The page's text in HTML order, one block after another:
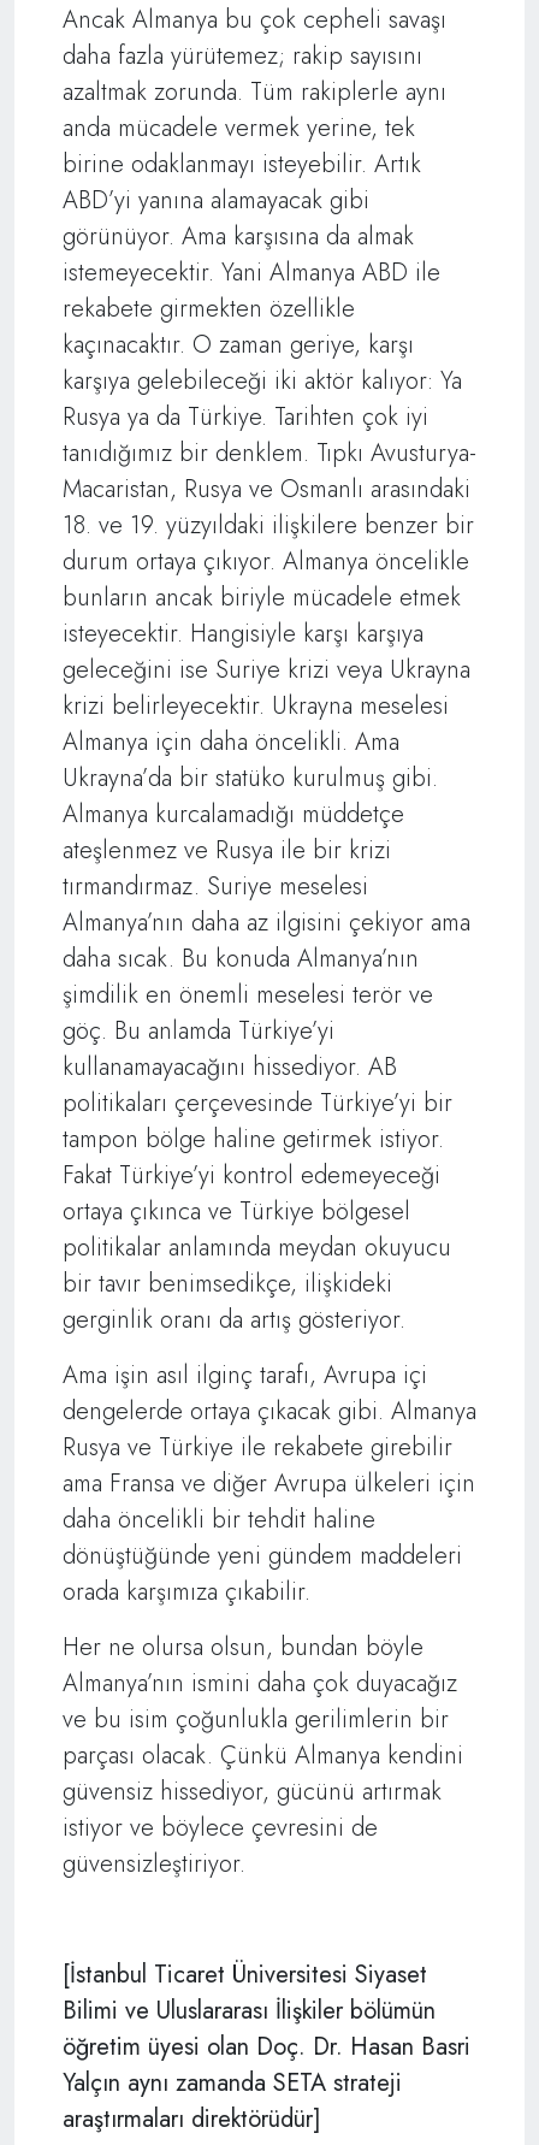
Ancak Almanya bu çok cepheli savaşı
daha fazla yürütemez; rakip sayısını
azaltmak zorunda. Tüm rakiplerle aynı
anda mücadele vermek yerine, tek
birine odaklanmayı isteyebilir. Artık
ABD’yi yanına alamayacak gibi
görünüyor. Ama karşısına da almak
istemeyecektir. Yani Almanya ABD ile
rekabete girmekten özellikle
kaçınacaktır. O zaman geriye, karşı
karşıya gelebileceği iki aktör kalıyor: Ya
Rusya ya da Türkiye. Tarihten çok iyi
tanıdığımız bir denklem. Tıpkı Avusturya-
Macaristan, Rusya ve Osmanlı arasındaki
18. ve 19. yüzyıldaki ilişkilere benzer bir
durum ortaya çıkıyor. Almanya öncelikle
bunların ancak biriyle mücadele etmek
isteyecektir. Hangisiyle karşı karşıya
geleceğini ise Suriye krizi veya Ukrayna
krizi belirleyecektir. Ukrayna meselesi
Almanya için daha öncelikli. Ama
Ukrayna’da bir statüko kurulmuş gibi.
Almanya kurcalamadığı müddetçe
ateşlenmez ve Rusya ile bir krizi
tırmandırmaz. Suriye meselesi
Almanya’nın daha az ilgisini çekiyor ama
daha sıcak. Bu konuda Almanya’nın
şimdilik en önemli meselesi terör ve
göç. Bu anlamda Türkiye’yi
kullanamayacağını hissediyor. AB
politikaları çerçevesinde Türkiye’yi bir
tampon bölge haline getirmek istiyor.
Fakat Türkiye’yi kontrol edemeyeceği
ortaya çıkınca ve Türkiye bölgesel
politikalar anlamında meydan okuyucu
bir tavır benimsedikçe, ilişkideki
gerginlik oranı da artış gösteriyor.
Ama işin asıl ilginç tarafı, Avrupa içi
dengelerde ortaya çıkacak gibi. Almanya
Rusya ve Türkiye ile rekabete girebilir
ama Fransa ve diğer Avrupa ülkeleri için
daha öncelikli bir tehdit haline
dönüştüğünde yeni gündem maddeleri
orada karşımıza çıkabilir.
Her ne olursa olsun, bundan böyle
Almanya’nın ismini daha çok duyacağız
ve bu isim çoğunlukla gerilimlerin bir
parçası olacak. Çünkü Almanya kendini
güvensiz hissediyor, gücünü artırmak
istiyor ve böylece çevresini de
güvensizleştiriyor.
[İstanbul Ticaret Üniversitesi Siyaset
Bilimi ve Uluslararası İlişkiler bölümün
öğretim üyesi olan Doç. Dr. Hasan Basri
Yalçın aynı zamanda SETA strateji
araştırmaları direktörüdür]